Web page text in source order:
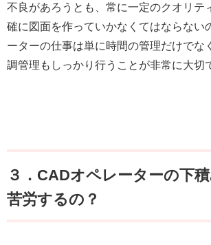
不良があろうとも、常に一定のクオリテ
確に図面を作っていかなくてはならない
ーターの仕事は単に時間の管理だけでな
調管理もしっかり行うことが非常に大切
３．CADオペレーターの下
苦労するの？